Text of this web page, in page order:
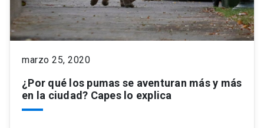
marzo 25, 2020
¿Por qué los pumas se aventuran más y más
en la ciudad? Capes lo explica